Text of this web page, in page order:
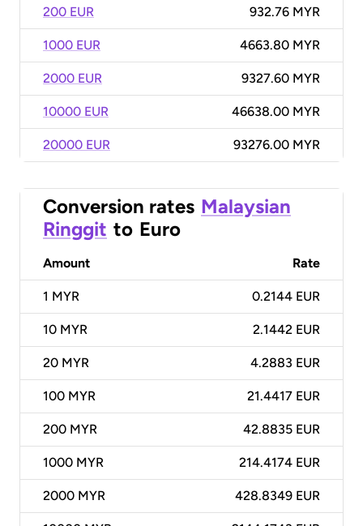
200 EUR 932.76 MYR
1000 EUR 4663.80 MYR
2000 EUR 9327.60 MYR
10000 EUR 46638.00 MYR
20000 EUR 93276.00 MYR
Conversion rates Malaysian
Ringgit to Euro
Amount Rate
1 MYR 0.2144 EUR
10 MYR 2.1442 EUR
20 MYR 4.2883 EUR
100 MYR 21.4417 EUR
200 MYR 42.8835 EUR
1000 MYR 214.4174 EUR
2000 MYR 428.8349 EUR